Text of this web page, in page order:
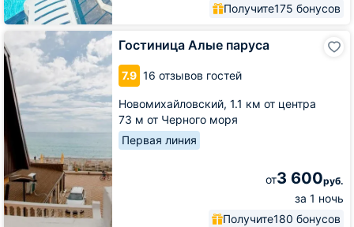
Получите175 бонусов
Гостиница Алые паруса
7.9 16 отзывов гостей
Новомихайловский, 1.1 км от центра
73 м от Черного моря
Первая линия
от3 600руб.
за 1 ночь
Получите180 бонусов
Гостиница
Алые
паруса